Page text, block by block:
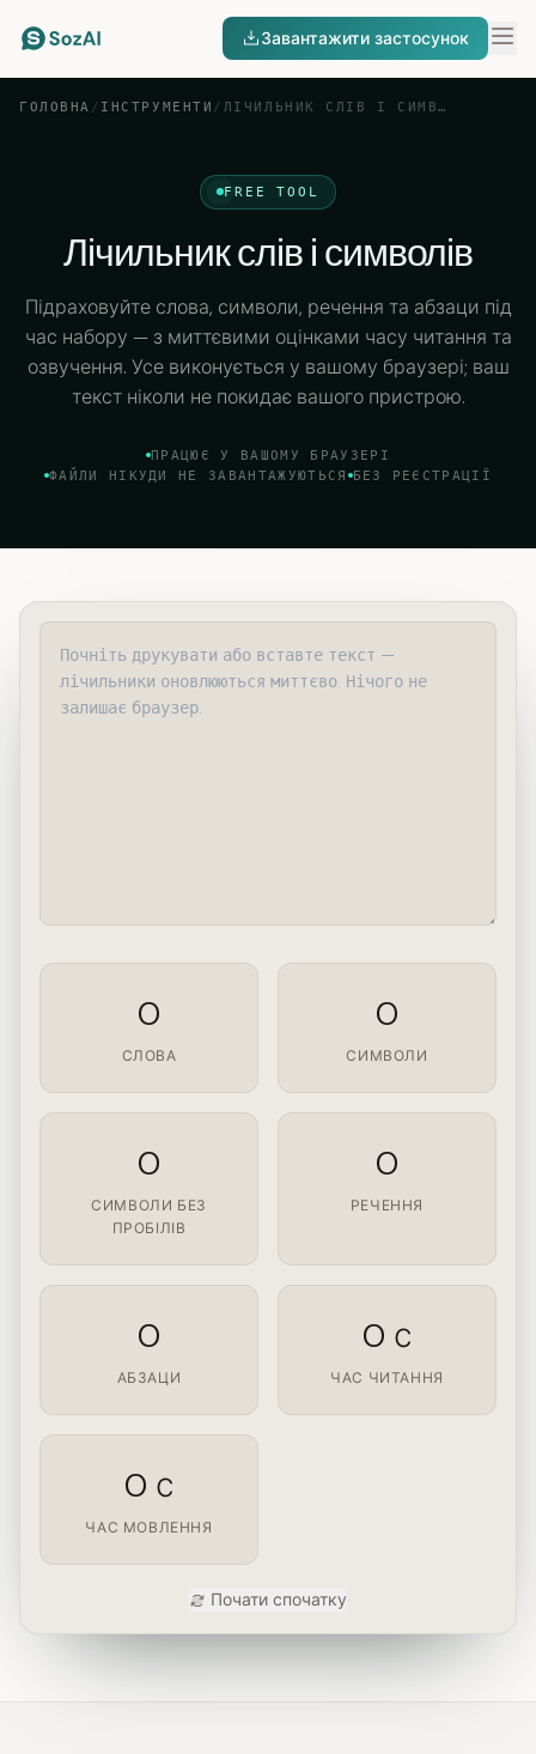
Завантажити застосунок
ГОЛОВНА / ІНСТРУМЕНТИ / ЛІЧИЛЬНИК СЛІВ І СИМВОЛІВ
FREE TOOL
Лічильник слів і символів
Підраховуйте слова, символи, речення та абзаци під
час набору — з миттєвими оцінками часу читання та
озвучення. Усе виконується у вашому браузері; ваш
текст ніколи не покидає вашого пристрою.
ПРАЦЮЄ У ВАШОМУ БРАУЗЕРІ
ФАЙЛИ НІКУДИ НЕ ЗАВАНТАЖУЮТЬСЯ БЕЗ РЕЄСТРАЦІЇ
0
СЛОВА
0
СИМВОЛИ
0
СИМВОЛИ БЕЗ
ПРОБІЛІВ
0
РЕЧЕННЯ
0
АБЗАЦИ
0 с
ЧАС ЧИТАННЯ
0 с
ЧАС МОВЛЕННЯ
Почати спочатку